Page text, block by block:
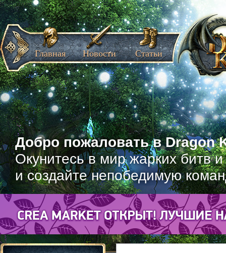
Добро пожаловать в Dragon
Окунитесь в мир жарких битв
и создайте непобедимую
Главная Новости Статьи